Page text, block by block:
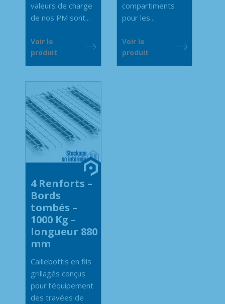
valeurs de charge
de nos PM sont...
Voir le
produit
compartiments
pour les...
Voir le
produit
4 Renforts –
Bords
tombés –
1000 Kg –
longueur 880
mm
Caillebottis en fils
grillagés conçus
pour l’équipement
des travées de